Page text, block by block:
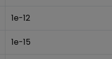
1e-12
1e-15